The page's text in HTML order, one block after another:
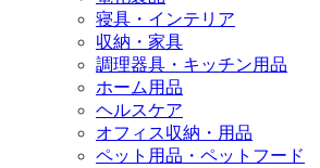
寝具・インテリア
収納・家具
調理器具・キッチン用品
ホーム用品
ヘルスケア
オフィス収納・用品
ペット用品・ペットフード